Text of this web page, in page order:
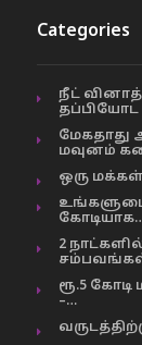
Categories
நீட்
மவுனம்
ஒரு
2
ரூ.5
–…